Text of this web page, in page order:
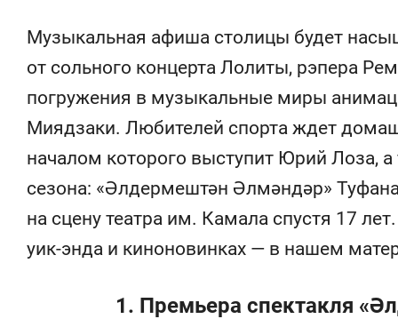
Музыкальная афиша столицы будет
от сольного концерта Лолиты, рэпера
погружения в музыкальные миры
Миядзаки. Любителей спорта ждет
началом которого выступит Юрий Лоза,
сезона: «Әлдермештән Әлмәндәр»
на сцену театра им. Камала спустя 17
уик-энда и киноновинках — в нашем
1. Премьера спектакля
Рекомендуем
Как ГК «МИР ГРУПП» и ВТБ
создают оазис жилого
комфорта под Казанью
Рекомендуем
150 камер
ID вместо